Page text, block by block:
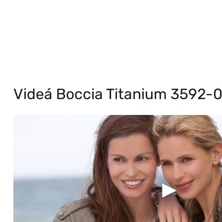
Videá Boccia Titanium 3592-